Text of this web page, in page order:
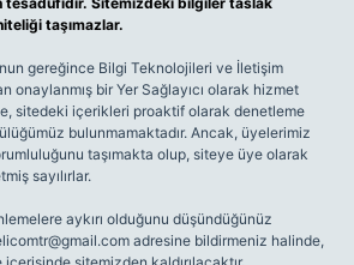
taşımazlar.
gereğince Bilgi Teknolojileri ve İletişim
onaylanmış bir Yer Sağlayıcı olarak hizmet
sitedeki içerikleri proaktif olarak denetleme
bulunmamaktadır. Ancak, üyelerimiz
taşımakta olup, siteye üye olarak
sayılırlar.
aykırı olduğunu düşündüğünüz
adresine bildirmeniz halinde,